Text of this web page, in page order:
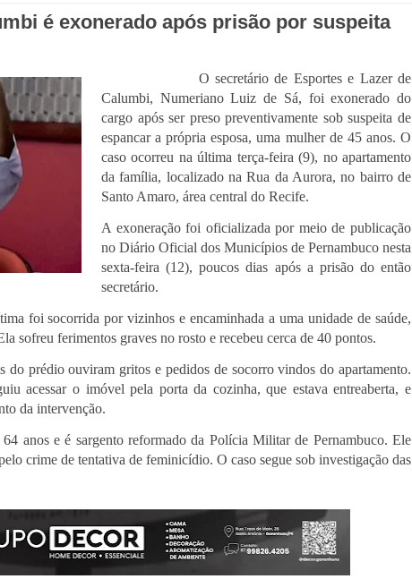
é exonerado após prisão por suspeita
O secretário de Esportes e Lazer de
Calumbi, Numeriano Luiz de Sá, foi exonerado do
cargo após ser preso preventivamente sob suspeita de
espancar a própria esposa, uma mulher de 45 anos. O
caso ocorreu na última terça-feira (9), no apartamento
da família, localizado na Rua da Aurora, no bairro de
Santo Amaro, área central do Recife.
A exoneração foi oficializada por meio de publicação
no Diário Oficial dos Municípios de Pernambuco nesta
sexta-feira (12), poucos dias após a prisão do então
secretário.
foi socorrida por vizinhos e encaminhada a uma unidade de saúde,
sofreu ferimentos graves no rosto e recebeu cerca de 40 pontos.
do prédio ouviram gritos e pedidos de socorro vindos do apartamento.
acessar o imóvel pela porta da cozinha, que estava entreaberta, e
da intervenção.
anos e é sargento reformado da Polícia Militar de Pernambuco. Ele
crime de tentativa de feminicídio. O caso segue sob investigação das